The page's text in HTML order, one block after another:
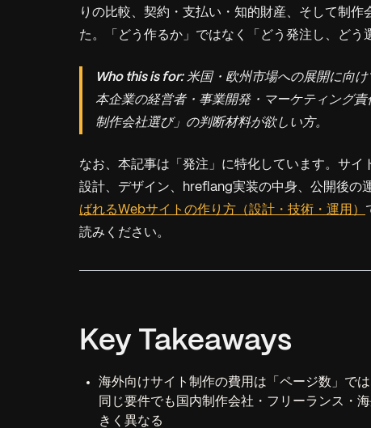
りの比較、契約・支払い・知的財産、そして制
た。「どう作るか」ではなく「どう発注し、どう
Who this is for:米国・欧州市場への展開に向
本企業の経営者・事業開発・マーケティング
制作会社選び」の判断材料が欲しい方。
なお、本記事は「発注」に特化しています。サイ
設計、デザイン、hreflang実装の中身、公開後の
ばれるWebサイトの作り方（設計・技術・運用）
読みください。
Key Takeaways
海外向けサイト制作の費用は「ページ数」では
同じ要件でも国内制作会社・フリーランス・
きく異なる